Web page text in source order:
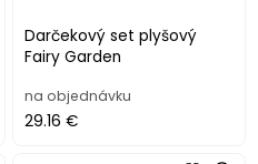
Darčekový set plyšový
Fairy Garden
na objednávku
29.16 €